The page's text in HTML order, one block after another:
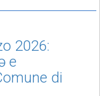
2026:
e
di